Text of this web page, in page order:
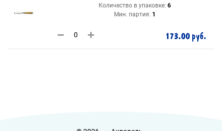
Количество в упаковке: 6
Мин. партия: 1
173.00 руб.